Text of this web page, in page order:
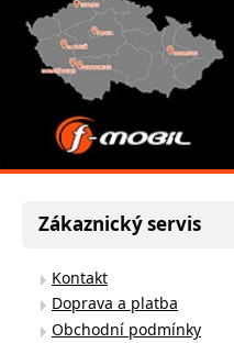
Zákaznický servis
Kontakt
Doprava a platba
Obchodní podmínky